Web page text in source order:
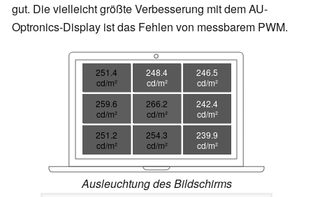
gut. Die vielleicht größte Verbesserung mit dem AU-
Optronics-Display ist das Fehlen von messbarem PWM.
251.4
cd/m²
248.4
cd/m²
246.5
cd/m²
259.6
cd/m²
266.2
cd/m²
242.4
cd/m²
251.2
cd/m²
254.3
cd/m²
239.9
cd/m²
Ausleuchtung des Bildschirms